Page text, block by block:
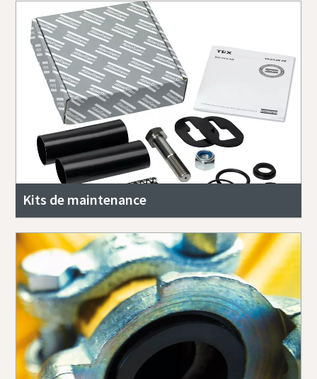
Kits de maintenance